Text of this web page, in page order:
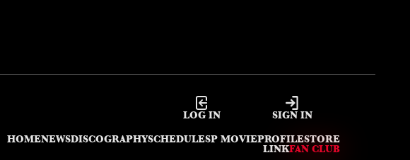
LOG IN
SIGN IN
HOMENEWSDISCOGRAPHYSCHEDULESP MOVIEPROFILESTORE
LINKFAN CLUB